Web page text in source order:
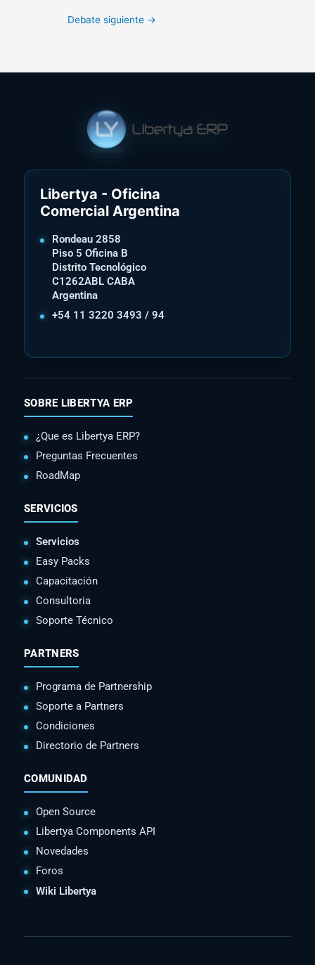
Debate siguiente →
Libertya - Oficina
Comercial Argentina
Rondeau 2858
Piso 5 Oficina B
Distrito Tecnológico
C1262ABL CABA
Argentina
+54 11 3220 3493 / 94
SOBRE LIBERTYA ERP
¿Que es Libertya ERP?
Preguntas Frecuentes
RoadMap
SERVICIOS
Servicios
Easy Packs
Capacitación
Consultoria
Soporte Técnico
PARTNERS
Programa de Partnership
Soporte a Partners
Condiciones
Directorio de Partners
COMUNIDAD
Open Source
Libertya Components API
Novedades
Foros
Wiki Libertya